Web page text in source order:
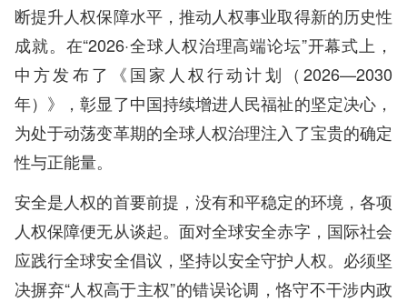
断提升人权保障水平，推动人权事业取得新的历史性
成就。在“2026·全球人权治理高端论坛”开幕式上，
中方发布了《国家人权行动计划（2026—2030
年）》，彰显了中国持续增进人民福祉的坚定决心，
为处于动荡变革期的全球人权治理注入了宝贵的确定
性与正能量。
安全是人权的首要前提，没有和平稳定的环境，各项
人权保障便无从谈起。面对全球安全赤字，国际社会
应践行全球安全倡议，坚持以安全守护人权。必须坚
决摒弃“人权高于主权”的错误论调，恪守不干涉内政